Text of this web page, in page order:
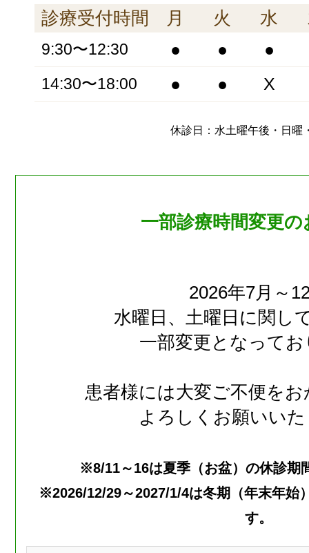
診療受付時間 月 火 水
9:30〜12:30 ● ● ●
14:30〜18:00 ● ● X
休診日：水土曜午後・日曜
一部診療時間変更
2026年7月～
水曜日、土曜日に関し
一部変更となって
患者様には大変ご不便を
よろしくお願いい
※8/11～16は夏季（お盆）の休診期
※2026/12/29～2027/1/4は冬期（年末年始
す。